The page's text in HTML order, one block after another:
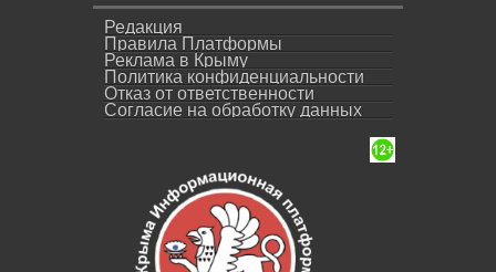
Редакция
Правила Платформы
Реклама в Крыму
Политика конфиденциальности
Отказ от ответственности
Согласие на обработку данных